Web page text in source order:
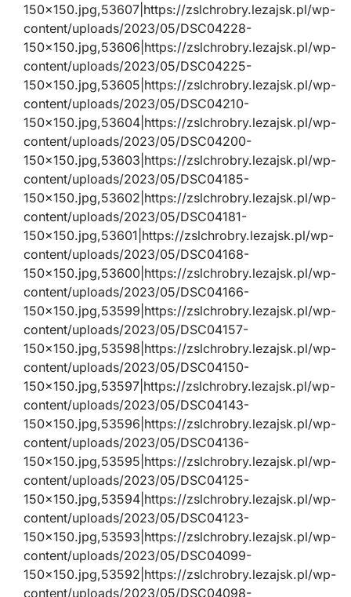
150×150.jpg,53607|https://zslchrobry.lezajsk.pl/wp-
content/uploads/2023/05/DSC04228-
150×150.jpg,53606|https://zslchrobry.lezajsk.pl/wp-
content/uploads/2023/05/DSC04225-
150×150.jpg,53605|https://zslchrobry.lezajsk.pl/wp-
content/uploads/2023/05/DSC04210-
150×150.jpg,53604|https://zslchrobry.lezajsk.pl/wp-
content/uploads/2023/05/DSC04200-
150×150.jpg,53603|https://zslchrobry.lezajsk.pl/wp-
content/uploads/2023/05/DSC04185-
150×150.jpg,53602|https://zslchrobry.lezajsk.pl/wp-
content/uploads/2023/05/DSC04181-
150×150.jpg,53601|https://zslchrobry.lezajsk.pl/wp-
content/uploads/2023/05/DSC04168-
150×150.jpg,53600|https://zslchrobry.lezajsk.pl/wp-
content/uploads/2023/05/DSC04166-
150×150.jpg,53599|https://zslchrobry.lezajsk.pl/wp-
content/uploads/2023/05/DSC04157-
150×150.jpg,53598|https://zslchrobry.lezajsk.pl/wp-
content/uploads/2023/05/DSC04150-
150×150.jpg,53597|https://zslchrobry.lezajsk.pl/wp-
content/uploads/2023/05/DSC04143-
150×150.jpg,53596|https://zslchrobry.lezajsk.pl/wp-
content/uploads/2023/05/DSC04136-
150×150.jpg,53595|https://zslchrobry.lezajsk.pl/wp-
content/uploads/2023/05/DSC04125-
150×150.jpg,53594|https://zslchrobry.lezajsk.pl/wp-
content/uploads/2023/05/DSC04123-
150×150.jpg,53593|https://zslchrobry.lezajsk.pl/wp-
content/uploads/2023/05/DSC04099-
150×150.jpg,53592|https://zslchrobry.lezajsk.pl/wp-
content/uploads/2023/05/DSC04098-